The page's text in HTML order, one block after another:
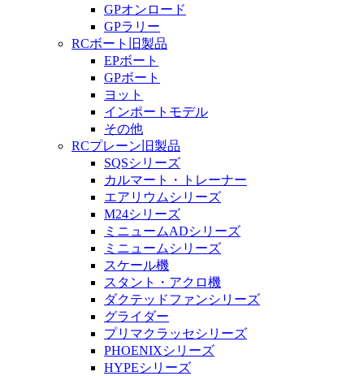
GPオンロード
GPラリー
RCボート旧製品
EPボート
GPボート
ヨット
インポートモデル
その他
RCプレーン旧製品
SQSシリーズ
カルマート・トレーナー
エアリウムシリーズ
M24シリーズ
ミニュームADシリーズ
ミニュームシリーズ
スケール機
スタント・アクロ機
ダクテッドファンシリーズ
グライダー
プリマクラッセシリーズ
PHOENIXシリーズ
HYPEシリーズ